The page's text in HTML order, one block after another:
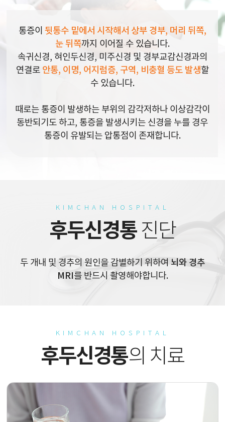
통증이 뒷통수 밑에서 시작해서 상부 경부, 머리 뒤쪽,
눈 뒤쪽까지 이어질 수 있습니다.
속귀신경, 혀인두신경, 미주신경 및 경부교감신경과의
연결로 안통, 이명, 어지럼증, 구역, 비충혈 등도 발생할
수 있습니다.
때로는 통증이 발생하는 부위의 감각저하나 이상감각이
동반되기도 하고, 통증을 발생시키는 신경을 누를 경우
통증이 유발되는 압통점이 존재합니다.
KIMCHAN HOSPITAL
후두신경통진단
두 개내 및 경추의 원인을 감별하기 위하여 뇌와 경추
MRI 를 반드시 촬영해야합니다.
KIMCHAN HOSPITAL
후두신경통의 치료